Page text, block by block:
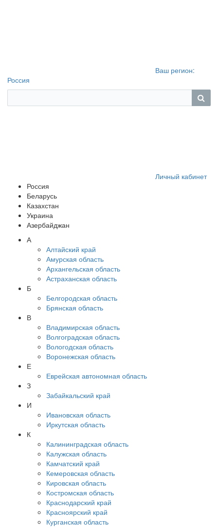
Ваш регион:
Россия
Личный кабинет
Россия
Беларусь
Казахстан
Украина
Азербайджан
А
Алтайский край
Амурская область
Архангельская область
Астраханская область
Б
Белгородская область
Брянская область
В
Владимирская область
Волгоградская область
Вологодская область
Воронежская область
Е
Еврейская автономная область
З
Забайкальский край
И
Ивановская область
Иркутская область
К
Калининградская область
Калужская область
Камчатский край
Кемеровская область
Кировская область
Костромская область
Краснодарский край
Красноярский край
Курганская область